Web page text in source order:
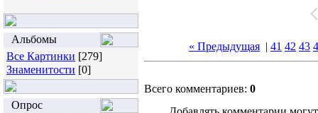
Альбомы
Все Картинки [279]
Знаменитости [0]
Опрос
« Предыдущая | 41 42 43
Всего комментариев: 0